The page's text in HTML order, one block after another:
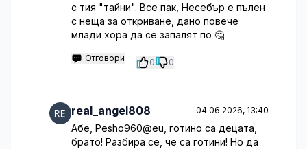
с тия "тайни". Все пак, Несебър е пълен
с неща за откриване, дано повече
млади хора да се запалят по 🤔
Отговори 0 0
real_angel808 04.06.2026, 13:40
Абе, Pesho960@eu, готино са децата,
брато! Разбира се, че са готини! Но да